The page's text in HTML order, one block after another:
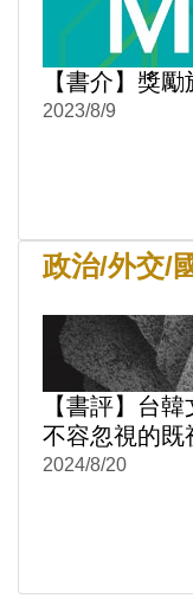
【書介】獎
2023/8/9
政治/外交/
【書評】台
不容忽視的既
台韓文學與文
2024/8/20